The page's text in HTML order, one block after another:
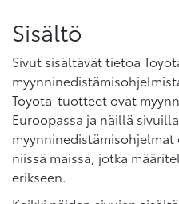
Sisältö
Sivut sisältävät tietoa
Toyota-tuotteet ovat
Euroopassa ja näillä
myynninedistämisohjelmat
niissä maissa, jotka
erikseen.